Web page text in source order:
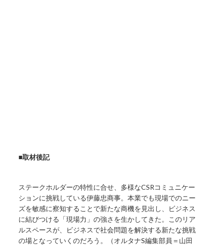
■取材後記
ステークホルダーの特性に合せ、多様なCSRコミュニケー
ションに挑戦している伊藤忠商事。本業でも現場でのニー
ズを敏感に察知することで新たな商機を見出し、ビジネス
に結びつける「現場力」の強さを生かしてきた。このリア
ルスペースが、ビジネスで社会問題を解決する新たな挑戦
の場となっていくのだろう。（オルタナS編集部員＝山田